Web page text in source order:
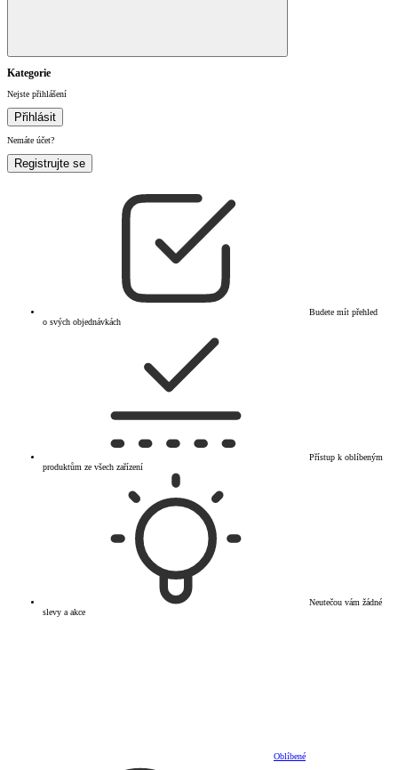
Kategorie
Nejste přihlášení
Přihlásit
Nemáte účet?
Registrujte se
Budete mít přehled
o svých objednávkách
Přístup k oblíbeným
produktům ze všech zařízení
Neutečou vám žádné
slevy a akce
Oblíbené